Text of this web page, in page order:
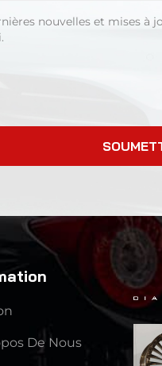
nouvelles et mises à
De Nous